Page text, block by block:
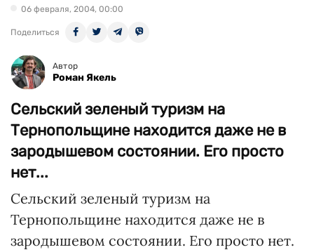
06 февраля, 2004, 00:00
Поделиться
Автор
Роман Якель
Сельский зеленый туризм на
Тернопольщине находится даже не в
зародышевом состоянии. Его просто
нет...
Сельский зеленый туризм на
Тернопольщине находится даже не в
зародышевом состоянии. Его просто нет.